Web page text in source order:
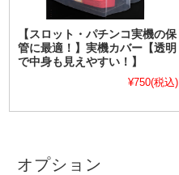
【スロット・パチンコ実機の保
管に最適！】実機カバー【透明
で中身も見えやすい！】
¥750(税込)
オプション